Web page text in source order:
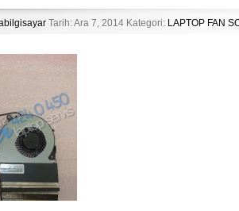
Tarih: Ara 7, 2014 Kategori: LAPTOP FAN